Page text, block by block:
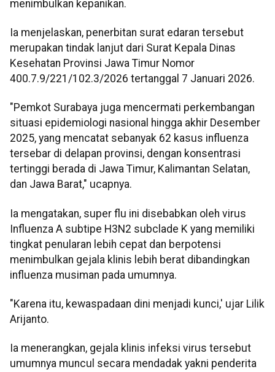
menimbulkan kepanikan.
Ia menjelaskan, penerbitan surat edaran tersebut
merupakan tindak lanjut dari Surat Kepala Dinas
Kesehatan Provinsi Jawa Timur Nomor
400.7.9/221/102.3/2026 tertanggal 7 Januari 2026.
"Pemkot Surabaya juga mencermati perkembangan
situasi epidemiologi nasional hingga akhir Desember
2025, yang mencatat sebanyak 62 kasus influenza
tersebar di delapan provinsi, dengan konsentrasi
tertinggi berada di Jawa Timur, Kalimantan Selatan,
dan Jawa Barat," ucapnya.
Ia mengatakan, super flu ini disebabkan oleh virus
Influenza A subtipe H3N2 subclade K yang memiliki
tingkat penularan lebih cepat dan berpotensi
menimbulkan gejala klinis lebih berat dibandingkan
influenza musiman pada umumnya.
"Karena itu, kewaspadaan dini menjadi kunci,' ujar Lilik
Arijanto.
Ia menerangkan, gejala klinis infeksi virus tersebut
umumnya muncul secara mendadak yakni penderita